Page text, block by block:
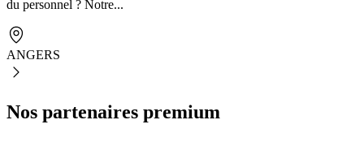
du personnel ? Notre...
ANGERS
Nos partenaires premium